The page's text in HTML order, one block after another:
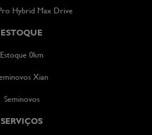
Hybrid Max Drive
ESTOQUE
Estoque 0km
Xian
Seminovos
SERVIÇOS